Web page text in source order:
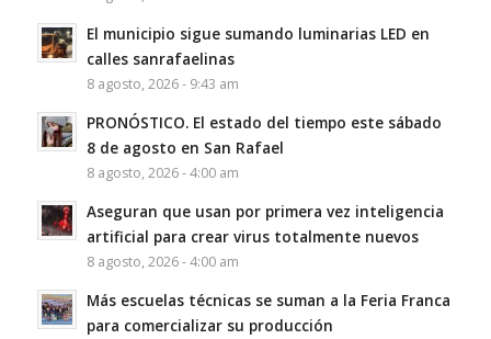
El municipio sigue sumando luminarias LED en
calles sanrafaelinas
8 agosto, 2026 - 9:43 am
PRONÓSTICO. El estado del tiempo este sábado
8 de agosto en San Rafael
8 agosto, 2026 - 4:00 am
Aseguran que usan por primera vez inteligencia
artificial para crear virus totalmente nuevos
8 agosto, 2026 - 4:00 am
Más escuelas técnicas se suman a la Feria Franca
para comercializar su producción